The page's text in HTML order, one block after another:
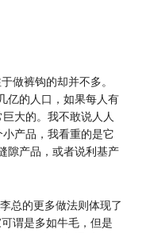
做裤钩的却并不多。
亿的人口，如果每人有
大的。我不敢说人人
产品，我看重的是它
隙产品，或者说利基产
总的更多做法则体现了
谓是多如牛毛，但是